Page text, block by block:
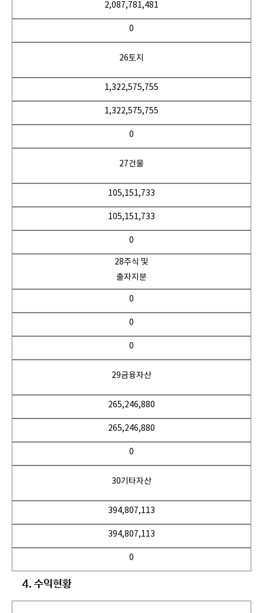
2,087,781,481
0
26토지
1,322,575,755
1,322,575,755
0
27건물
105,151,733
105,151,733
0
28주식 및
출자지분
0
0
0
29금융자산
265,246,880
265,246,880
0
30기타자산
394,807,113
394,807,113
0
4. 수익현황